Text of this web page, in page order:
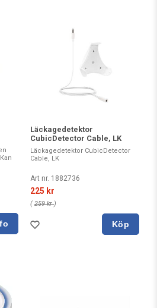
Läckagedetektor
CubicDetector Cable, LK
Läckagedetektor CubicDetector
Cable, LK
Art nr. 1882736
225 kr
( 259 kr)
Köp